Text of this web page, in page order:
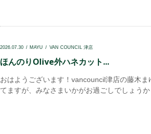
2026.07.30 MAYU VAN COUNCIL 津店
ほんのりOlive外ハネカット...
おはようございます！vancouncil津店の藤木
てますが、みなさまいかがお過ごしでしょうか